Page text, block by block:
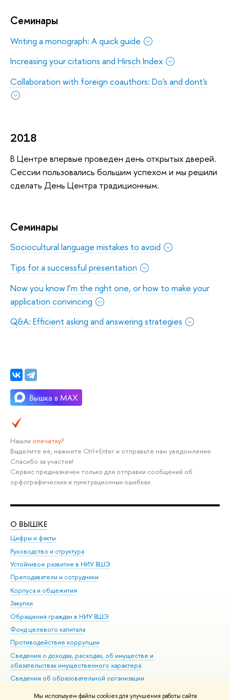
Мы используем файлы cookies для улучшения работы сайта
Семинары
Writing a monograph: A quick guide
Increasing your citations and Hirsch Index
Сollaboration with foreign coauthors: Do's and dont's
2018
В Центре впервые проведен день открытых дверей.
Сессии пользовались большим успехом и мы решили
сделать День Центра традиционным.
Семинары
Sociocultural language mistakes to avoid
Tips for a successful presentation
Now you know I’m the right one, or how to make your
application convincing
Q&A: Efficient asking and answering strategies
Нашли опечатку?
Выделите её, нажмите Ctrl+Enter и отправьте нам уведомление.
Спасибо за участие!
Сервис предназначен только для отправки сообщений об
орфографических и пунктуационных ошибках.
О ВЫШКЕ
Цифры и факты
Руководство и структура
Устойчивое развитие в НИУ ВШЭ
Преподаватели и сотрудники
Корпуса и общежития
Закупки
Обращения граждан в НИУ ВШЭ
Фонд целевого капитала
Противодействие коррупции
Сведения о доходах, расходах, об имуществе и
обязательствах имущественного характера
Сведения об образовательной организации
Людям с ограниченными возможностями здоровья